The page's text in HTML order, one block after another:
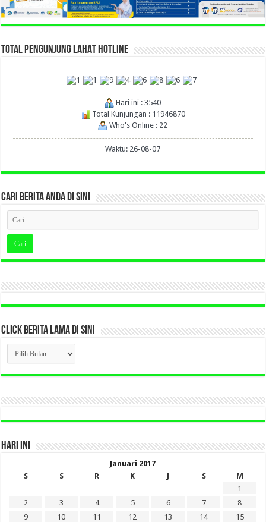
TOTAL PENGUNJUNG LAHAT HOTLINE
Hari ini : 3540
Total Kunjungan : 11946870
Who's Online : 22
Waktu: 26-08-07
CARI BERITA ANDA DI SINI
CLICK BERITA LAMA DI SINI
CLICK
BERITA
LAMA
DI
HARI INI
Januari 2017
S
S R K J S
M
1
2
3 4 5 6 7
8
9
10 11 12 13 14
15